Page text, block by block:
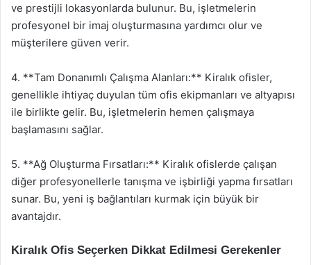
ve prestijli lokasyonlarda bulunur. Bu, işletmelerin
profesyonel bir imaj oluşturmasına yardımcı olur ve
müşterilere güven verir.
4. **Tam Donanımlı Çalışma Alanları:** Kiralık ofisler,
genellikle ihtiyaç duyulan tüm ofis ekipmanları ve altyapısı
ile birlikte gelir. Bu, işletmelerin hemen çalışmaya
başlamasını sağlar.
5. **Ağ Oluşturma Fırsatları:** Kiralık ofislerde çalışan
diğer profesyonellerle tanışma ve işbirliği yapma fırsatları
sunar. Bu, yeni iş bağlantıları kurmak için büyük bir
avantajdır.
Kiralık Ofis Seçerken Dikkat Edilmesi Gerekenler